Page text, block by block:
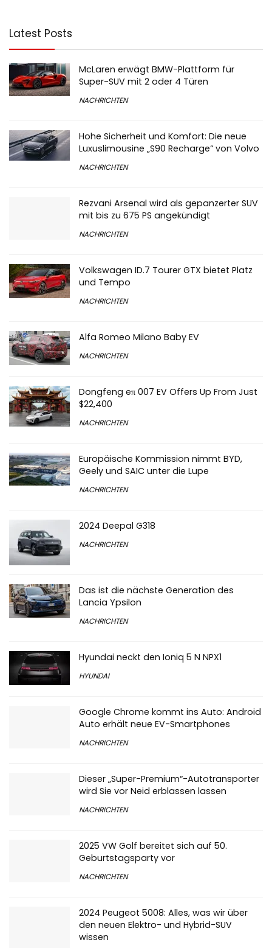
Latest Posts
McLaren erwägt BMW-Plattform für
Super-SUV mit 2 oder 4 Türen
NACHRICHTEN
Hohe Sicherheit und Komfort: Die neue
Luxuslimousine „S90 Recharge“ von Volvo
NACHRICHTEN
Rezvani Arsenal wird als gepanzerter SUV
mit bis zu 675 PS angekündigt
NACHRICHTEN
Volkswagen ID.7 Tourer GTX bietet Platz
und Tempo
NACHRICHTEN
Alfa Romeo Milano Baby EV
NACHRICHTEN
Dongfeng eπ 007 EV Offers Up From Just
$22,400
NACHRICHTEN
Europäische Kommission nimmt BYD,
Geely und SAIC unter die Lupe
NACHRICHTEN
2024 Deepal G318
NACHRICHTEN
Das ist die nächste Generation des
Lancia Ypsilon
NACHRICHTEN
Hyundai neckt den Ioniq 5 N NPX1
HYUNDAI
Google Chrome kommt ins Auto: Android
Auto erhält neue EV-Smartphones
NACHRICHTEN
Dieser „Super-Premium“-Autotransporter
wird Sie vor Neid erblassen lassen
NACHRICHTEN
2025 VW Golf bereitet sich auf 50.
Geburtstagsparty vor
NACHRICHTEN
2024 Peugeot 5008: Alles, was wir über
den neuen Elektro- und Hybrid-SUV
wissen